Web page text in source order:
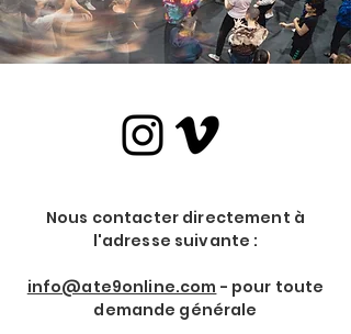
Nous contacter directement à
l'adresse suivante :
info@ate9online.com - pour toute
demande générale